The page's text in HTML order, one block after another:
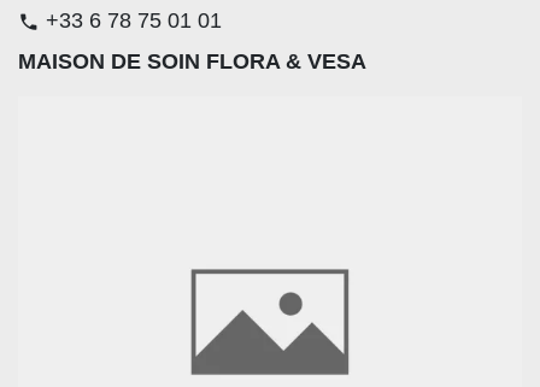
phone +33 6 78 75 01 01
MAISON DE SOIN FLORA & VESA